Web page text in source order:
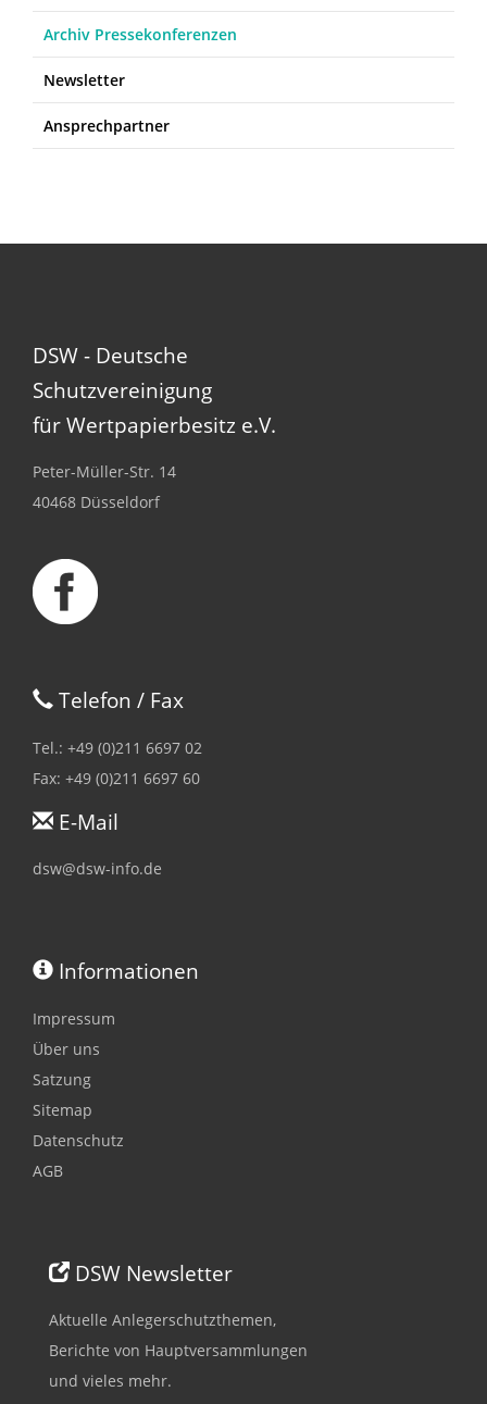
Archiv Pressekonferenzen
Newsletter
Ansprechpartner
DSW - Deutsche
Schutzvereinigung
für Wertpapierbesitz e.V.
Peter-Müller-Str. 14
40468 Düsseldorf
Telefon / Fax
Tel.: +49 (0)211 6697 02
Fax: +49 (0)211 6697 60
E-Mail
dsw@dsw-info.de
Informationen
Impressum
Über uns
Satzung
Sitemap
Datenschutz
AGB
DSW Newsletter
Aktuelle Anlegerschutzthemen,
Berichte von Hauptversammlungen
und vieles mehr.